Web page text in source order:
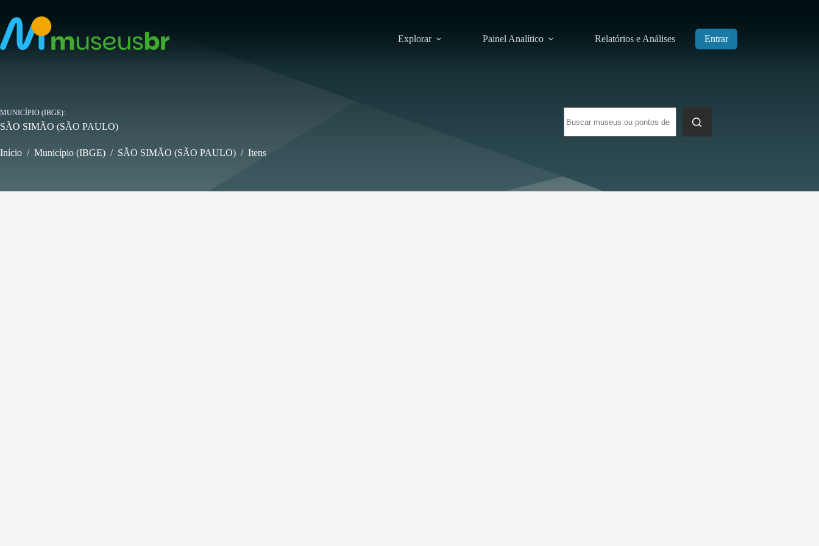
para
conteúdo
Explorar Painel Analítico Relatórios e Análises Entrar
resultados
MUNICÍPIO (IBGE)
SÃO SIMÃO (SÃO PAULO)
Início / Município (IBGE) / SÃO SIMÃO (SÃO PAULO) / Itens